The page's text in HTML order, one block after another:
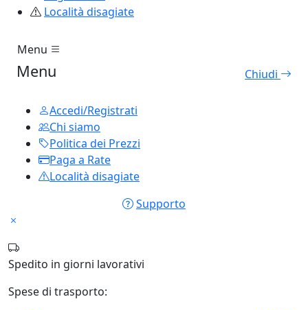
Località disagiate
Menu
Menu Chiudi
Accedi/Registrati
Chi siamo
Politica dei Prezzi
Paga a Rate
Località disagiate
Supporto
Spedito in giorni lavorativi
Spese di trasporto: